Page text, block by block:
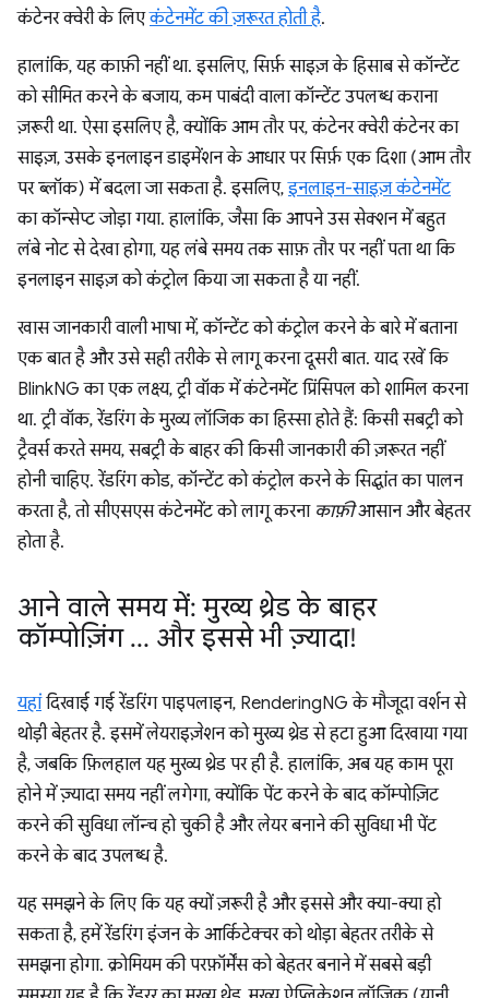
कंटेनर क्वेरी के लिएकंटेनमेंट की ज़रूरत होती है.
हालांकि, यह काफ़ी नहीं था. इसलिए, सिर्फ़ साइज़ के हिसाब से कॉन्टेंट
को सीमित करने के बजाय, कम पाबंदी वाला कॉन्टेंट उपलब्ध कराना
ज़रूरी था. ऐसा इसलिए है, क्योंकि आम तौर पर, कंटेनर क्वेरी कंटेनर का
साइज़, उसके इनलाइन डाइमेंशन के आधार पर सिर्फ़ एक दिशा (आम तौर
पर ब्लॉक) में बदला जा सकता है. इसलिए,इनलाइन-साइज़ कंटेनमेंट
का कॉन्सेप्ट जोड़ा गया. हालांकि, जैसा कि आपने उस सेक्शन में बहुत
लंबे नोट से देखा होगा, यह लंबे समय तक साफ़ तौर पर नहीं पता था कि
इनलाइन साइज़ को कंट्रोल किया जा सकता है या नहीं.
खास जानकारी वाली भाषा में, कॉन्टेंट को कंट्रोल करने के बारे में बताना
एक बात है और उसे सही तरीके से लागू करना दूसरी बात. याद रखें कि
BlinkNG का एक लक्ष्य, ट्री वॉक में कंटेनमेंट प्रिंसिपल को शामिल करना
था. ट्री वॉक, रेंडरिंग के मुख्य लॉजिक का हिस्सा होते हैं: किसी सबट्री को
ट्रैवर्स करते समय, सबट्री के बाहर की किसी जानकारी की ज़रूरत नहीं
होनी चाहिए. रेंडरिंग कोड, कॉन्टेंट को कंट्रोल करने के सिद्धांत का पालन
करता है, तो सीएसएस कंटेनमेंट को लागू करना काफ़ीआसान और बेहतर
होता है.
आने वाले समय में: मुख्य थ्रेड के बाहर
कॉम्पोज़िंग … और इससे भी ज़्यादा!
यहांदिखाई गई रेंडरिंग पाइपलाइन, RenderingNG के मौजूदा वर्शन से
थोड़ी बेहतर है. इसमें लेयराइज़ेशन को मुख्य थ्रेड से हटा हुआ दिखाया गया
है, जबकि फ़िलहाल यह मुख्य थ्रेड पर ही है. हालांकि, अब यह काम पूरा
होने में ज़्यादा समय नहीं लगेगा, क्योंकि पेंट करने के बाद कॉम्पोज़िट
करने की सुविधा लॉन्च हो चुकी है और लेयर बनाने की सुविधा भी पेंट
करने के बाद उपलब्ध है.
यह समझने के लिए कि यह क्यों ज़रूरी है और इससे और क्या-क्या हो
सकता है, हमें रेंडरिंग इंजन के आर्किटेक्चर को थोड़ा बेहतर तरीके से
समझना होगा. क्रोमियम की परफ़ॉर्मेंस को बेहतर बनाने में सबसे बड़ी